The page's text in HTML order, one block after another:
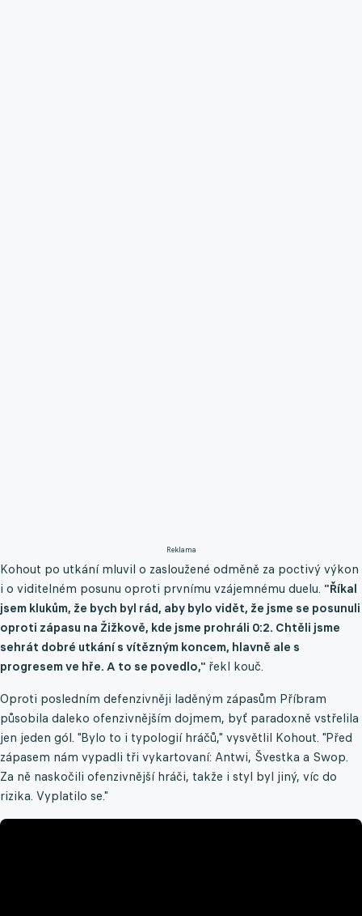
Reklama
Kohout po utkání mluvil o zasloužené odměně za poctivý výkon
i o viditelném posunu oproti prvnímu vzájemnému duelu. "Říkal
jsem klukům, že bych byl rád, aby bylo vidět, že jsme se posunuli
oproti zápasu na Žižkově, kde jsme prohráli 0:2. Chtěli jsme
sehrát dobré utkání s vítězným koncem, hlavně ale s
progresem ve hře. A to se povedlo," řekl kouč.
Oproti posledním defenzivněji laděným zápasům Příbram
působila daleko ofenzivnějším dojmem, byť paradoxně vstřelila
jen jeden gól. "Bylo to i typologií hráčů," vysvětlil Kohout. "Před
zápasem nám vypadli tři vykartovaní: Antwi, Švestka a Swop.
Za ně naskočili ofenzivnější hráči, takže i styl byl jiný, víc do
rizika. Vyplatilo se."